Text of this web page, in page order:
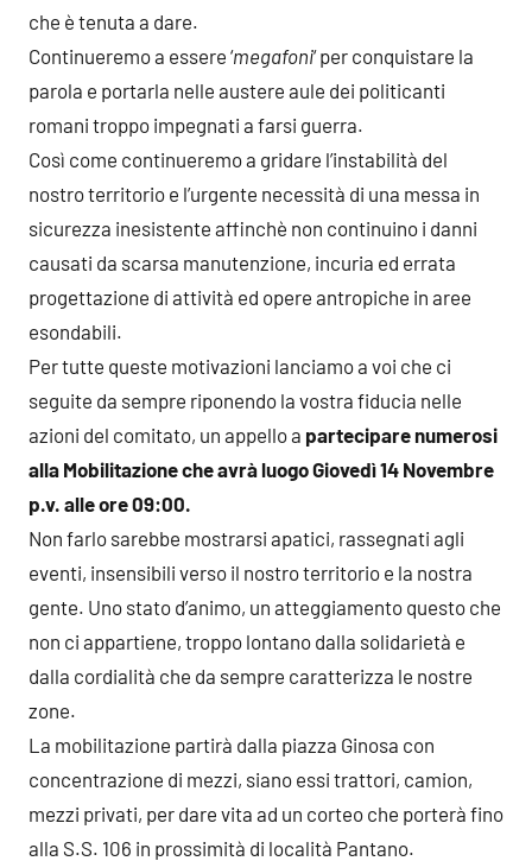
che è tenuta a dare.
Continueremo a essere ‘megafoni‘ per conquistare la
parola e portarla nelle austere aule dei politicanti
romani troppo impegnati a farsi guerra.
Così come continueremo a gridare l’instabilità del
nostro territorio e l’urgente necessità di una messa in
sicurezza inesistente affinchè non continuino i danni
causati da scarsa manutenzione, incuria ed errata
progettazione di attività ed opere antropiche in aree
esondabili.
Per tutte queste motivazioni lanciamo a voi che ci
seguite da sempre riponendo la vostra fiducia nelle
azioni del comitato, un appello a partecipare numerosi
alla Mobilitazione che avrà luogo Giovedì 14 Novembre
p.v. alle ore 09:00.
Non farlo sarebbe mostrarsi apatici, rassegnati agli
eventi, insensibili verso il nostro territorio e la nostra
gente. Uno stato d’animo, un atteggiamento questo che
non ci appartiene, troppo lontano dalla solidarietà e
dalla cordialità che da sempre caratterizza le nostre
zone.
La mobilitazione partirà dalla piazza Ginosa con
concentrazione di mezzi, siano essi trattori, camion,
mezzi privati, per dare vita ad un corteo che porterà fino
alla S.S. 106 in prossimità di località Pantano.